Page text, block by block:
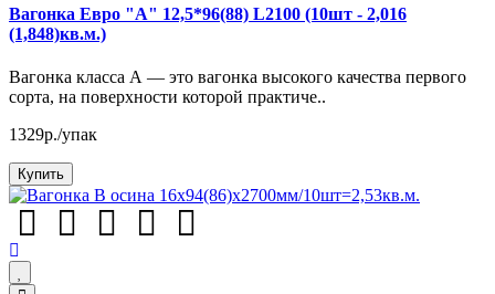
Вагонка Евро "А" 12,5*96(88) L2100 (10шт - 2,016
(1,848)кв.м.)
Вагонка класса А — это вагонка высокого качества первого
сорта, на поверхности которой практиче..
1329р./упак
Купить